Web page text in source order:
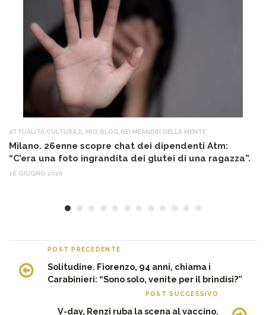
ATTUALITÀ CULTURA IL MIO BLOG NEI MEANDRI DELLA MENTE
Milano. 26enne scopre chat dei dipendenti Atm:
“C’era una foto ingrandita dei glutei di una ragazza”.
16 GIUGNO 2026
POST PRECEDENTE
Solitudine. Fiorenzo, 94 anni, chiama i
Carabinieri: “Sono solo, venite per il brindisi?”
POST SUCCESSIVO
V-day, Renzi ruba la scena al vaccino.